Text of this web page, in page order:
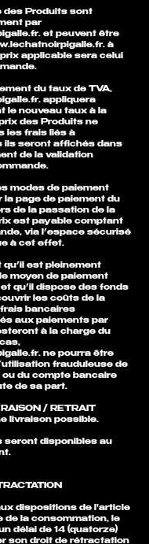
des Produits sont
par
. et peuvent être
. à
applicable sera celui
du taux de TVA,
. appliquera
le nouveau taux à la
des Produits ne
les frais liés à
ils seront affichés dans
de la validation
modes de paiement
page de paiement du
de la passation de la
est payable comptant
via l’espace sécurisé
à cet effet.
qu’il est pleinement
moyen de paiement
qu’il dispose des fonds
les coûts de la
bancaires
aux paiements par
à la charge du
. ne pourra être
frauduleuse de
ou du compte bancaire
de sa part.
/ RETRAIT
livraison possible.
seront disponibles au
dispositions de l'article
de la consommation, le
délai de 14 (quatorze)
son droit de rétractation